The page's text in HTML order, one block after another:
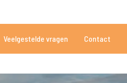
Veelgestelde vragen Contact